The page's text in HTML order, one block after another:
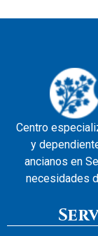
Centro
y
ancianos en
necesidades